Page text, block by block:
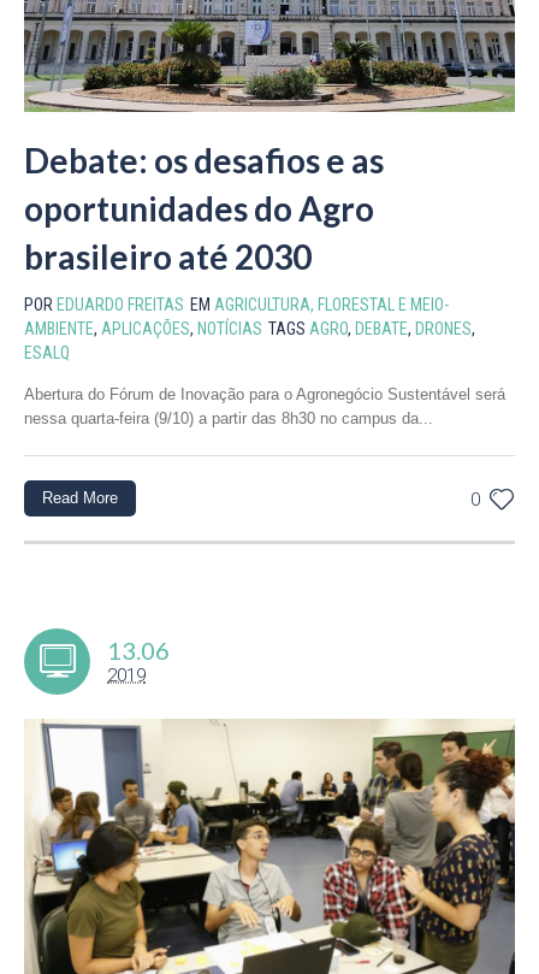
Debate: os desafios e as
oportunidades do Agro
brasileiro até 2030
POR EDUARDO FREITAS EM AGRICULTURA, FLORESTAL E MEIO-
AMBIENTE, APLICAÇÕES, NOTÍCIAS TAGS AGRO, DEBATE, DRONES,
ESALQ
Abertura do Fórum de Inovação para o Agronegócio Sustentável será
nessa quarta-feira (9/10) a partir das 8h30 no campus da...
0
Read More
13.06
2019